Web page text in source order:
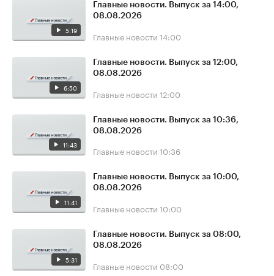
5:19
Главные новости. Выпуск за 14:00,
08.08.2026
Главные новости 14:00
6:50
Главные новости. Выпуск за 12:00,
08.08.2026
Главные новости 12:00
11:43
Главные новости. Выпуск за 10:36,
08.08.2026
Главные новости 10:36
11:41
Главные новости. Выпуск за 10:00,
08.08.2026
Главные новости 10:00
5:31
Главные новости. Выпуск за 08:00,
08.08.2026
Главные новости 08:00